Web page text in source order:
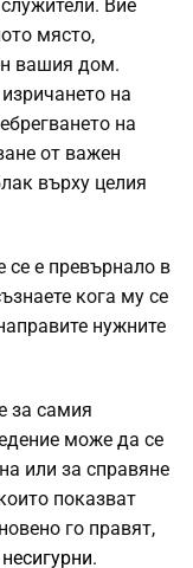
Вие
място,
вашия дом.
на
на
от важен
върху целия
се е превърнало в
кога му се
нужните
за самия
може да се
или за справяне
показват
го правят,
несигурни.